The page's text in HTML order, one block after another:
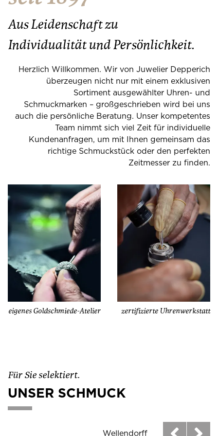
Aus Leidenschaftzu
Individualitätund Persönlichkeit.
Herzlich Willkommen. Wir von Juwelier Depperich
überzeugen nicht nur mit einem exklusiven
Sortiment ausgewählter Uhren- und
Schmuckmarken – großgeschrieben wird bei uns
auch die persönliche Beratung. Unser kompetentes
Team nimmt sich viel Zeit für individuelle
Kundenanfragen, um mit Ihnen gemeinsam das
richtige Schmuckstück oder den perfekten
Zeitmesser zu finden.
eigenes Goldschmiede-Atelier zertifizierte Uhrenwerkstatt
Für Sie selektiert.
UNSER SCHMUCK
Wellendorff